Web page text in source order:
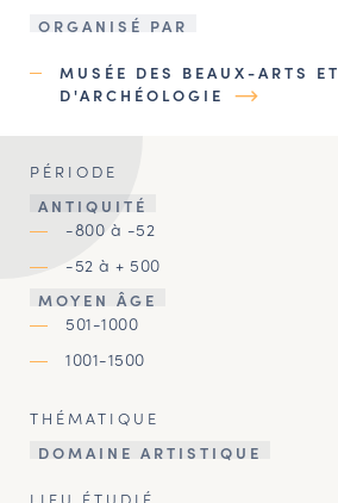
ORGANISÉ PAR
MUSÉE DES BEAUX-ARTS ET
D'ARCHÉOLOGIE
PÉRIODE
ANTIQUITÉ
-800 à -52
-52 à + 500
MOYEN ÂGE
501-1000
1001-1500
THÉMATIQUE
DOMAINE ARTISTIQUE